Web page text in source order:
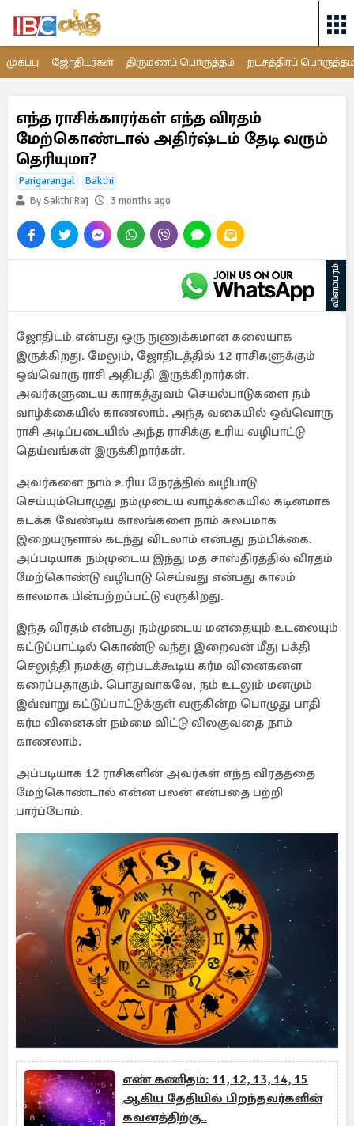
முகப்பு ஜோதிடர்கள் திருமணப் பொருத்தம் நட்சத்திரப்
எந்த ராசிக்காரர்கள் எந்த விரதம்
மேற்கொண்டால் அதிர்ஷ்டம் தேடி வரும்
தெரியுமா?
Parigarangal
Bakthi
By Sakthi Raj
3 months ago
விளம்பரம்
ஜோதிடம் என்பது ஒரு நுணுக்கமான கலையாக
இருக்கிறது. மேலும், ஜோதிடத்தில் 12 ராசிகளுக்கும்
ஒவ்வொரு ராசி அதிபதி இருக்கிறார்கள்.
அவர்களுடைய காரகத்துவம் செயல்பாடுகளை நம்
வாழ்க்கையில் காணலாம். அந்த வகையில் ஒவ்வொரு
ராசி அடிப்படையில் அந்த ராசிக்கு உரிய வழிபாட்டு
தெய்வங்கள் இருக்கிறார்கள்.
அவர்களை நாம் உரிய நேரத்தில் வழிபாடு
செய்யும்பொழுது நம்முடைய வாழ்க்கையில் கடினமாக
கடக்க வேண்டிய காலங்களை நாம் சுலபமாக
இறையருளால் கடந்து விடலாம் என்பது நம்பிக்கை.
அப்படியாக நம்முடைய இந்து மத சாஸ்திரத்தில் விரதம்
மேற்கொண்டு வழிபாடு செய்வது என்பது காலம்
காலமாக பின்பற்றப்பட்டு வருகிறது.
இந்த விரதம் என்பது நம்முடைய மனதையும் உடலையும்
கட்டுப்பாட்டில் கொண்டு வந்து இறைவன் மீது பக்தி
செலுத்தி நமக்கு ஏற்படக்கூடிய கர்ம வினைகளை
கரைப்பதாகும். பொதுவாகவே, நம் உடலும் மனமும்
இவ்வாறு கட்டுப்பாட்டுக்குள் வருகின்ற பொழுது பாதி
கர்ம வினைகள் நம்மை விட்டு விலகுவதை நாம்
காணலாம்.
அப்படியாக 12 ராசிகளின் அவர்கள் எந்த விரதத்தை
மேற்கொண்டால் என்ன பலன் என்பதை பற்றி
பார்ப்போம்.
எண் கணிதம்: 11, 12, 13, 14, 15
ஆகிய தேதியில் பிறந்தவர்களின்
கவனத்திற்கு..